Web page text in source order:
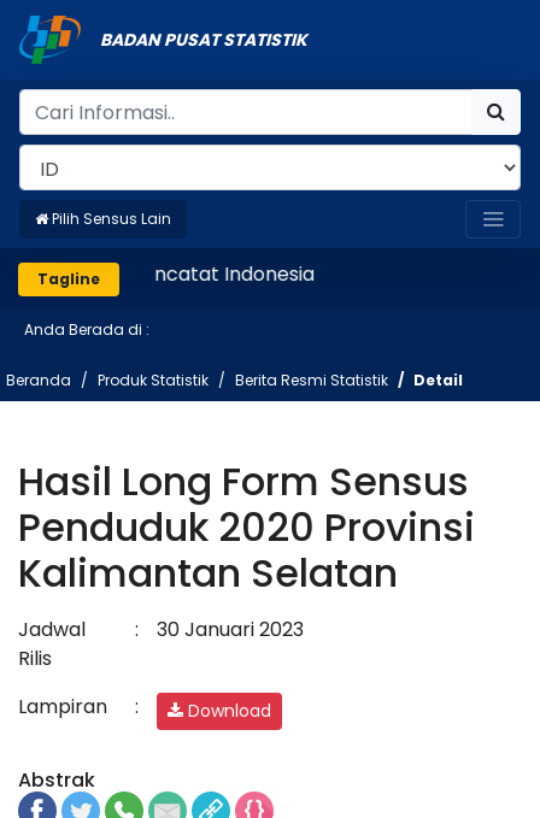
BADAN PUSAT STATISTIK
Pilih Sensus Lain
Tagline Mencatat Indonesia
Anda Berada di :
Beranda Produk Statistik Berita Resmi Statistik Detail
Hasil Long Form Sensus
Penduduk 2020 Provinsi
Kalimantan Selatan
Jadwal
Rilis
: 30 Januari 2023
Lampiran : Download
Abstrak